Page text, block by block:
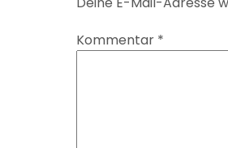
Kommentar *